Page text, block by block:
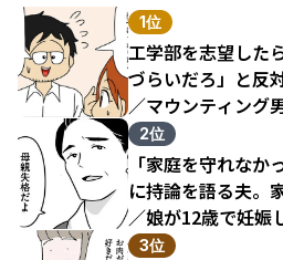
1位
工学部を志望した
づらいだろ」と反
／マウンティング
結果（1）
2位
「家庭を守れなか
に持論を語る夫。
／娘が12歳で妊娠
3位